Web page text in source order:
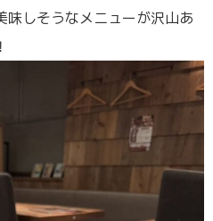
味しそうなメニューが沢山あ